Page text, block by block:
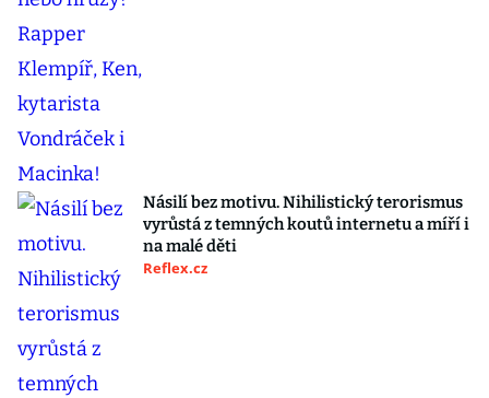
Násilí bez motivu. Nihilistický terorismus
vyrůstá z temných koutů internetu a míří i
na malé děti
Reflex.cz